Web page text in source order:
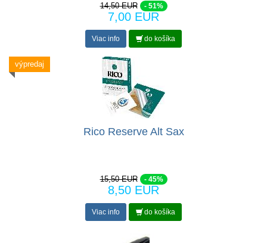
14,50 EUR - 51%
7,00 EUR
Viac info do košíka
výpredaj
Rico Reserve Alt Sax
15,50 EUR - 45%
8,50 EUR
Viac info do košíka